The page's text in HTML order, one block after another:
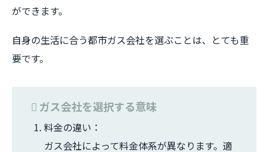
ができます。
自身の生活に合う都市ガス会社を選ぶことは、とても重
要です。
ガス会社を選択する意味
料金の違い：
ガス会社によって料金体系が異なります。適